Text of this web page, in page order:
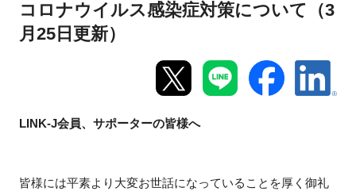
施設ご予約
コロナウイルス感染症対策について（3
月25日更新）
LINK-J会員、サポーターの皆様へ
皆様には平素より大変お世話になっていることを厚く御礼